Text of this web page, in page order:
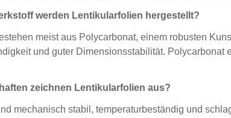
werden Lentikularfolien hergestellt?
meist aus Polycarbonat, einem robusten
und guter Dimensionsstabilität.
zeichnen Lentikularfolien aus?
mechanisch stabil, temperaturbeständig und